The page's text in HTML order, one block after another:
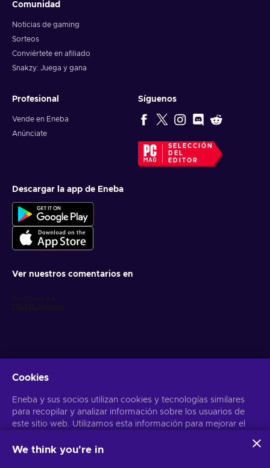
Comunidad
Noticias de gaming
Sorteos
Conviértete en afiliado
Snakzy: Juega y gana
Profesional
Vende en Eneba
Anúnciate
Síguenos
SELECCIÓN
DEL
EDITOR
Descargar la app de Eneba
Ver nuestros comentarios en
Obtén ofertas personalizadas de videojuegos
Suscribirse
Puedes darte de baja en cualquier momento. Visita el apartadoAviso
Cookies
Eneba y sus socios utilizan cookies y tecnologías similares
para recopilar y analizar información sobre los usuarios de
este sitio web. Utilizamos esta información para mejorar el
personales también pueden emplearse para personalizar los
We think you're in